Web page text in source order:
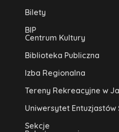
Bilety
BIP
Centrum Kultury
Biblioteka Publiczna
Izba Regionalna
Tereny Rekreacyjne w
Uniwersytet Entuzjastów
Sekcje